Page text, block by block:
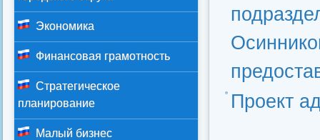
Проект
Экономика
Финансовая грамотность
Стратегическое
планирование
Малый бизнес